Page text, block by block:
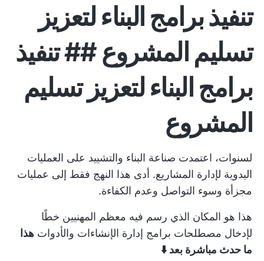
تنفيذ برامج البناء لتعزيز
تسليم المشروع ## تنفيذ
برامج البناء لتعزيز تسليم
المشروع
لسنوات، اعتمدت صناعة البناء والتشييد على العمليات
اليدوية لإدارة المشاريع. أدى هذا النهج فقط إلى عمليات
مجزأة وسوء التواصل وعدم الكفاءة.
هذا هو المكان الذي رسم فيه معظم المهنيين خطًا
لإدخال مصطلحات برامج إدارة الإنشاءات والأدوات هذا
ما حدث مباشرة بعد ⬇️